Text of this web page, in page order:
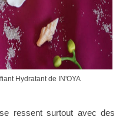
Hydratant de IN'OYA
ressent surtout avec des